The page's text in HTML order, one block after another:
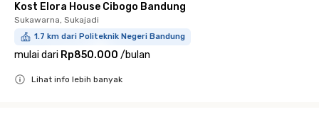
Kost Elora House Cibogo Bandung
Sukawarna, Sukajadi
1.7 km dari Politeknik Negeri Bandung
mulai dari Rp850.000 /bulan
Lihat info lebih banyak